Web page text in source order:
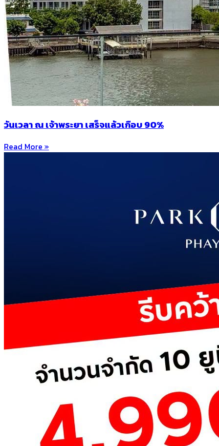
วันเวลา ณ เจ้าพระยา เสร็จแล้วเกือบ 90%
Read More »